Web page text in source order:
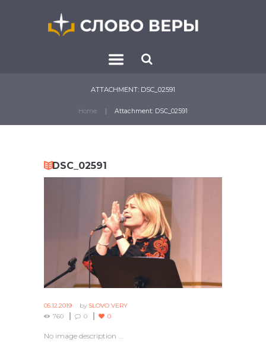
ATTACHMENT: DSC_02591
Home Attachment: DSC_02591
DSC_02591
05.12.2019 by SLOVO VERY
760
0 0
No image description ...